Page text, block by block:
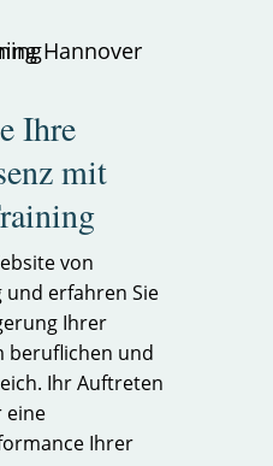
Ihre
mit
von
erfahren Sie
Ihrer
beruflichen und
Ihr Auftreten
eine
Ihrer